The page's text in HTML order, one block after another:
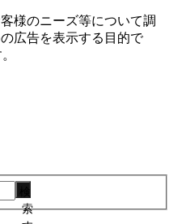
様のニーズ等について調
広告を表⽰する⽬的で
索